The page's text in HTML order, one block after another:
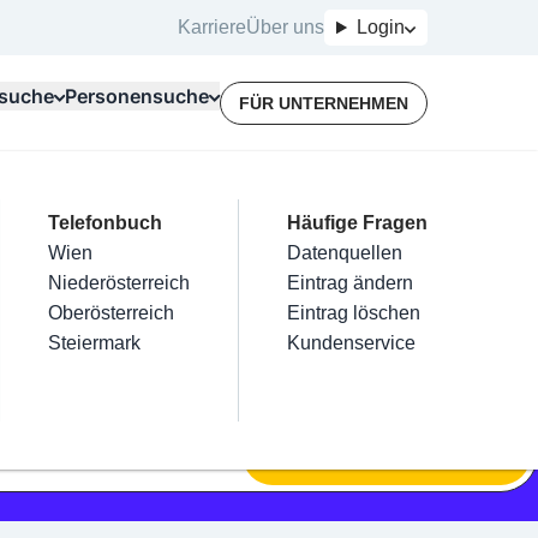
KarriereÜber uns Login
Kategorien
Friseur
Nägel
Haarentfernung
Make-Up
Für Unternehmer
Terminbuchung
Kostenlose Beratung
Top Branchen
Elektriker
Installateure
Maler & Lackierer
Branchen A-Z
Mein Firmeneintrag
Eintrag hinzufügen
Eintrag beanspruchen
Eintrag verwalten
Eintrag bewerben
Personensuche
Telefonbuch
Wien
Niederösterreich
Oberösterreich
Steiermark
Häufige Fragen
Datenquellen
Eintrag ändern
Eintrag löschen
Kundenservice
FÜR UNTERNEHMEN